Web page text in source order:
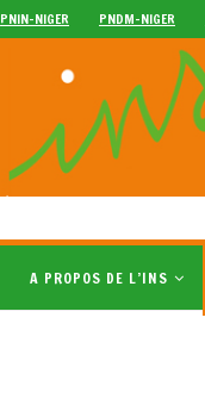
PNIN-NIGER PNDM-NIGER
A PROPOS DE L’INS